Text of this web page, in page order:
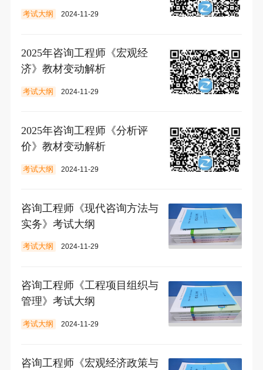
考试大纲 2024-11-29
2025年咨询工程师《宏观经
济》教材变动解析
考试大纲 2024-11-29
2025年咨询工程师《分析评
价》教材变动解析
考试大纲 2024-11-29
咨询工程师《现代咨询方法与
实务》考试大纲
考试大纲 2024-11-29
咨询工程师《工程项目组织与
管理》考试大纲
考试大纲 2024-11-29
咨询工程师《宏观经济政策与